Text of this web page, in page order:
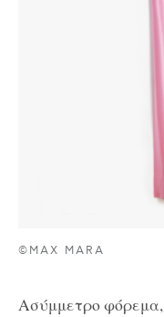
©MAX MARA
Ασύμμετρο φόρεμα,